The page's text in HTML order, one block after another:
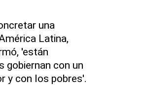
una
Latina,
'están
gobiernan con un
y con los pobres'.